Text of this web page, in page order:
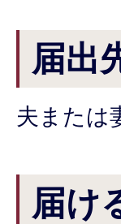
届出
夫または
届け